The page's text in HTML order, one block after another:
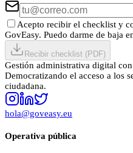
Acepto recibir el checklist y
GovEasy. Puedo darme de baja
Recibir checklist (PDF)
Gestión administrativa digital
Democratizando el acceso a los
ciudadana.
hola@goveasy.eu
Operativa pública